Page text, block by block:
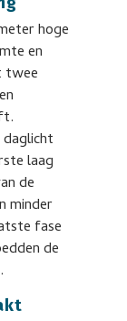
hoge
en
twee
laag
de
minder
fase
de